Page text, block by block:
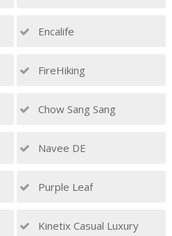
Encalife
FireHiking
Chow Sang Sang
Navee DE
Purple Leaf
Kinetix Casual Luxury